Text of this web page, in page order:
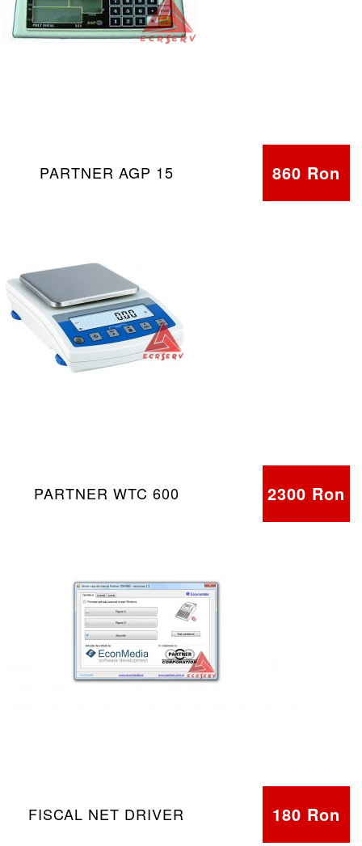
PARTNER AGP 15 860 Ron
PARTNER WTC 600 2300 Ron
FISCAL NET DRIVER 180 Ron